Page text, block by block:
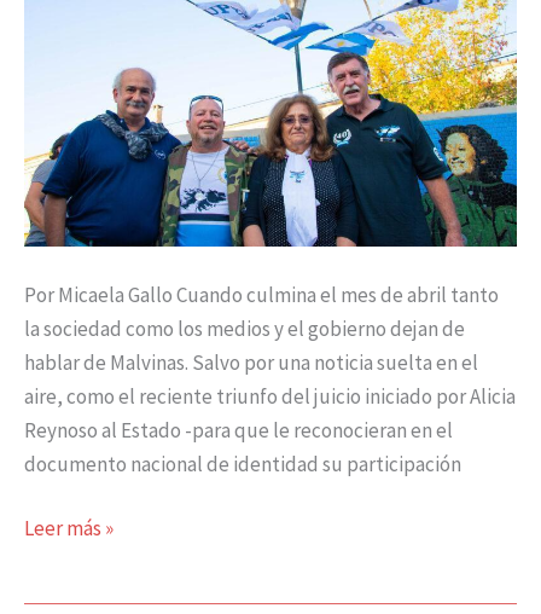
Por Micaela Gallo Cuando culmina el mes de abril tanto
la sociedad como los medios y el gobierno dejan de
hablar de Malvinas. Salvo por una noticia suelta en el
aire, como el reciente triunfo del juicio iniciado por Alicia
Reynoso al Estado -para que le reconocieran en el
documento nacional de identidad su participación
Leer más »